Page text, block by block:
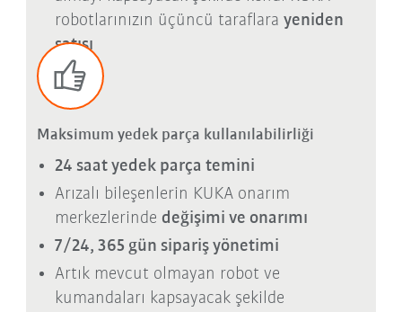
robotlarınızın üçüncü taraflara yeniden
satışı
Maksimum yedek parça kullanılabilirliği
24 saat yedek parça temini
Arızalı bileşenlerin KUKA onarım
merkezlerinde değişimi ve onarımı
7/24, 365 gün sipariş yönetimi
Artık mevcut olmayan robot ve
kumandaları kapsayacak şekilde